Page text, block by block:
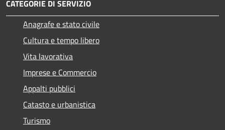
CATEGORIE DI SERVIZIO
Anagrafe e stato civile
Cultura e tempo libero
Vita lavorativa
Imprese e Commercio
Appalti pubblici
Catasto e urbanistica
Turismo